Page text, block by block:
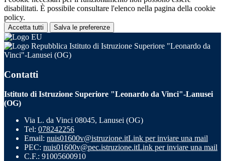
disabilitati. È possibile consultare l'elenco nella pagina della cookie
policy.
Accetta tutti Salva le preferenze
Istituto di Istruzione Superiore "Leonardo da
Vinci"-Lanusei (OG)
Contatti
Istituto di Istruzione Superiore "Leonardo da Vinci"-Lanusei
(OG)
Via L. da Vinci 08045, Lanusei (OG)
Tel: 078242256
Email: nuis01600v@istruzione.itLink per inviare una mail
PEC: nuis01600v@pec.istruzione.itLink per inviare una mail
C.F.: 91005600910